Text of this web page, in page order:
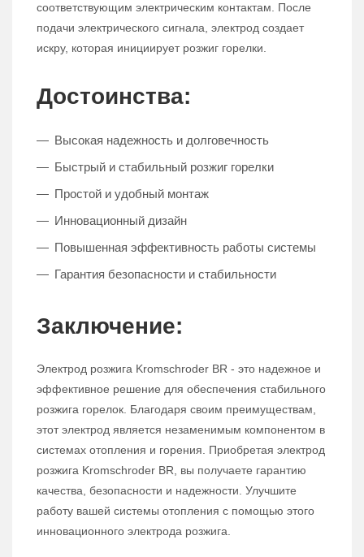
соответствующим электрическим контактам. После
подачи электрического сигнала, электрод создает
искру, которая инициирует розжиг горелки.
Достоинства:
Высокая надежность и долговечность
Быстрый и стабильный розжиг горелки
Простой и удобный монтаж
Инновационный дизайн
Повышенная эффективность работы системы
Гарантия безопасности и стабильности
Заключение:
Электрод розжига Kromschroder BR - это надежное и
эффективное решение для обеспечения стабильного
розжига горелок. Благодаря своим преимуществам,
этот электрод является незаменимым компонентом в
системах отопления и горения. Приобретая электрод
розжига Kromschroder BR, вы получаете гарантию
качества, безопасности и надежности. Улучшите
работу вашей системы отопления с помощью этого
инновационного электрода розжига.